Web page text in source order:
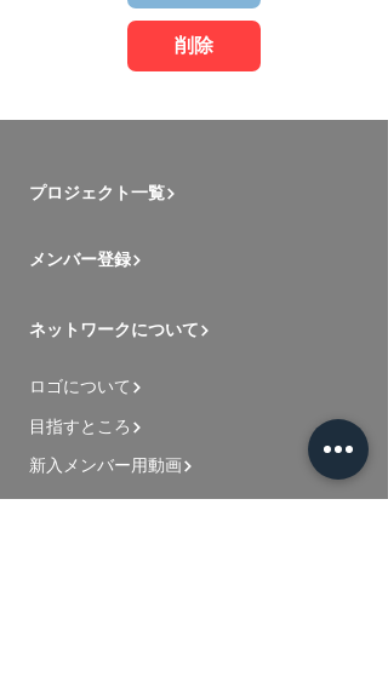
削除
プロジェクト一覧
メンバー登録
ネットワークについて
ロゴについて
目指すところ
新入メンバー用動画